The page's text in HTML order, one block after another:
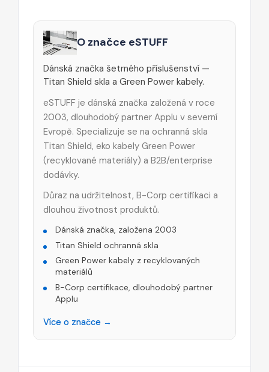
O značce eSTUFF
Dánská značka šetrného příslušenství —
Titan Shield skla a Green Power kabely.
eSTUFF je dánská značka založená v roce
2003, dlouhodobý partner Applu v severní
Evropě. Specializuje se na ochranná skla
Titan Shield, eko kabely Green Power
(recyklované materiály) a B2B/enterprise
dodávky.
Důraz na udržitelnost, B-Corp certifikaci a
dlouhou životnost produktů.
Dánská značka, založena 2003
Titan Shield ochranná skla
Green Power kabely z recyklovaných
materiálů
B-Corp certifikace, dlouhodobý partner
Applu
Více o značce →